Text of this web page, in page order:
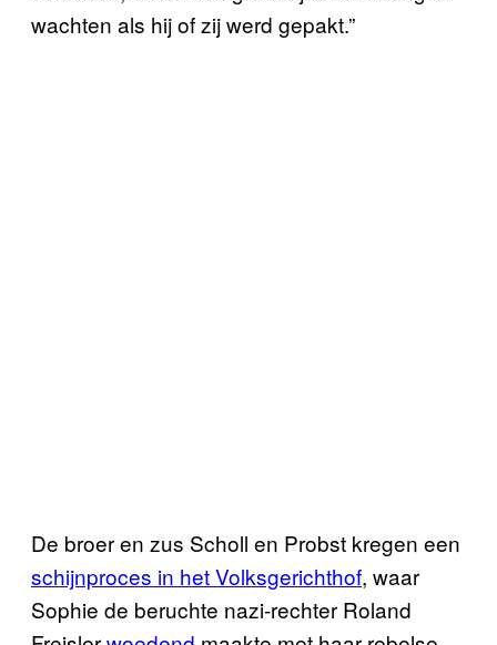
wachten als hij of zij werd gepakt.”
De broer en zus Scholl en Probst kregen een
schijnproces in het Volksgerichthof, waar
Sophie de beruchte nazi-rechter Roland